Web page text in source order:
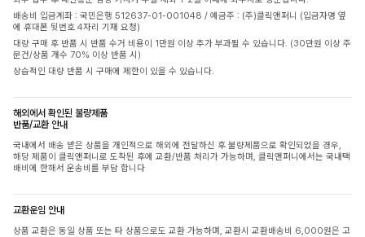
배송비 입금계좌 : 국민은행 512637-01-001048 / 예금주 : (주)클릭앤퍼니 (입금자명 옆
에 휴대폰 뒷번호 4자리 기재 요청)
대량 구매 후 반품 시 반품 수거 비용이 1만원 이상 추가 부과될 수 있습니다. (30만원 이상 주
문건/상품 개수 70% 이상 반품 시)
상습적인 대량 반품 시 구매에 제한이 있을 수 있습니다.
해외에서 확인된 불량제품
반품/교환 안내
국내에서 배송 받은 상품을 개인적으로 해외에 전달하신 후 불량제품으로 확인되었을 경우,
해당 제품이 클릭앤퍼니로 도착된 후에 교환/반품 처리가 가능하며, 클릭앤퍼니에서는 국내택
배비에 한해서 운송비를 부담 합니다
교환운임 안내
상품 교환은 동일 상품 또는 타 상품으로도 교환 가능하며, 교환시 교환배송비 6,000원은 고